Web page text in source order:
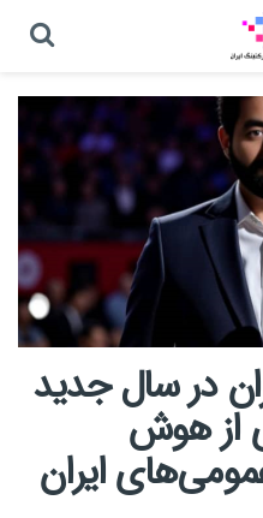
در سال جدید
از هوش
ایران